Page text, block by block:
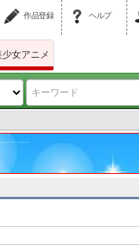
作品登録 ヘルプ
少女アニメ